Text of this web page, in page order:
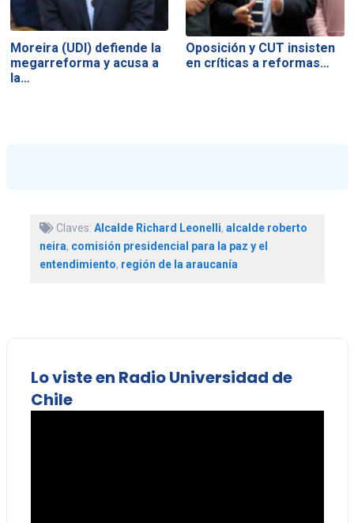
Moreira (UDI) defiende la
megarreforma y acusa a
la…
Oposición y CUT insisten
en críticas a reformas…
Claves: Alcalde Richard Leonelli, alcalde roberto
neira, comisión presidencial para la paz y el
entendimiento, región de la araucanía
Lo viste en Radio Universidad de
Chile